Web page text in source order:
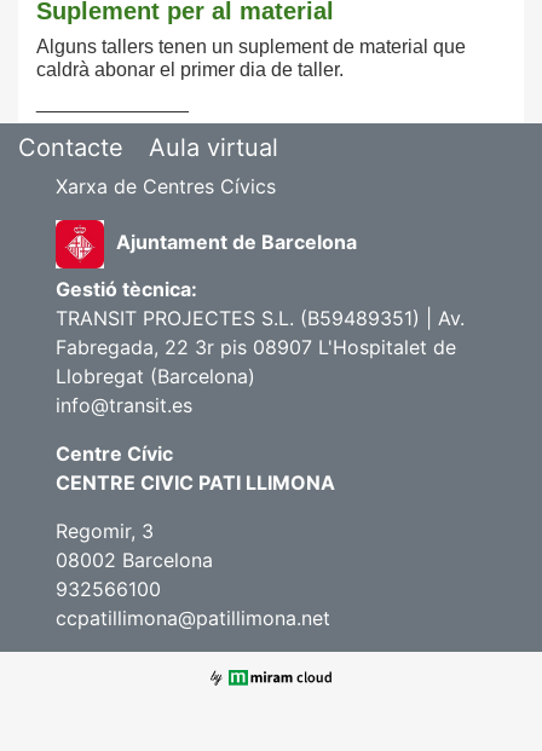
Suplement per al material
Alguns tallers tenen un suplement de material que
caldrà abonar el primer dia de taller.
Contacte Aula virtual
Xarxa de Centres Cívics
Ajuntament de Barcelona
Gestió tècnica:
TRANSIT PROJECTES S.L. (B59489351) | Av.
Fabregada, 22 3r pis 08907 L'Hospitalet de
Llobregat (Barcelona)
info@transit.es
Centre Cívic
CENTRE CIVIC PATI LLIMONA
Regomir, 3
08002 Barcelona
932566100
ccpatillimona@patillimona.net